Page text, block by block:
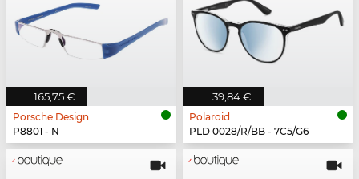
165,75 €
Porsche Design
P8801 - N
39,84 €
Polaroid
PLD 0028/R/BB - 7C5/G6